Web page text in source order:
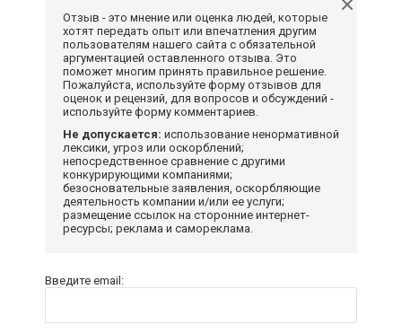
Отзыв - это мнение или оценка людей, которые
хотят передать опыт или впечатления другим
пользователям нашего сайта с обязательной
аргументацией оставленного отзыва. Это
поможет многим принять правильное решение.
Пожалуйста, используйте форму отзывов для
оценок и рецензий, для вопросов и обсуждений -
используйте форму комментариев.
Не допускается: использование ненормативной
лексики, угроз или оскорблений;
непосредственное сравнение с другими
конкурирующими компаниями;
безосновательные заявления, оскорбляющие
деятельность компании и/или ее услуги;
размещение ссылок на сторонние интернет-
ресурсы; реклама и самореклама.
Введите email: